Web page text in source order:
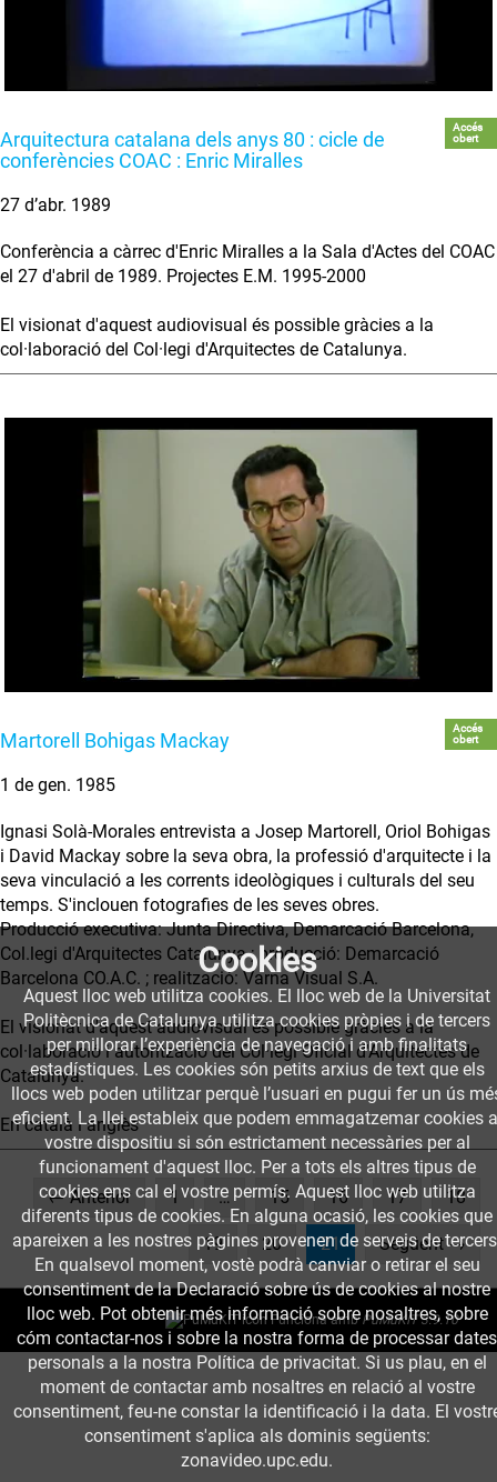
Arquitectura catalana dels anys 80 : cicle de
conferències COAC : Enric Miralles
Accés
obert
27 d’abr. 1989
Conferència a càrrec d'Enric Miralles a la Sala d'Actes del COAC
el 27 d'abril de 1989. Projectes E.M. 1995-2000
El visionat d'aquest audiovisual és possible gràcies a la
col·laboració del Col·legi d'Arquitectes de Catalunya.
Martorell Bohigas Mackay
Accés
obert
1 de gen. 1985
Ignasi Solà-Morales entrevista a Josep Martorell, Oriol Bohigas
i David Mackay sobre la seva obra, la professió d'arquitecte i la
seva vinculació a les corrents ideològiques i culturals del seu
temps. S'inclouen fotografies de les seves obres.
Producció executiva: Junta Directiva, Demarcació Barcelona,
Col.legi d'Arquitectes Catalunya ; producció: Demarcació
Barcelona CO.A.C. ; realització: Varna Visual S.A.
El visionat d'aquest audiovisual és possible gràcies a la
col·laboració i autorització del Col·legi Oficial d'Arquitectes de
Catalunya.
En català i anglès
← Anterior 1 … 15 16 17 18
19 20 21(current)Següent →
Cookies
Aquest lloc web utilitza cookies. El lloc web de la Universitat
Politècnica de Catalunya utilitza cookies pròpies i de tercers
per millorar l’experiència de navegació i amb finalitats
estadístiques. Les cookies són petits arxius de text que els
llocs web poden utilitzar perquè l’usuari en pugui fer un ús
eficient. La llei estableix que podem emmagatzemar cookies
vostre dispositiu si són estrictament necessàries per al
funcionament d'aquest lloc. Per a tots els altres tipus de
cookies ens cal el vostre permís. Aquest lloc web utilitza
diferents tipus de cookies. En alguna ocasió, les cookies que
apareixen a les nostres pàgines provenen de serveis de
En qualsevol moment, vostè podrà canviar o retirar el seu
consentiment de la Declaració sobre ús de cookies al nostre
lloc web. Pot obtenir més informació sobre nosaltres, sobre
cóm contactar-nos i sobre la nostra forma de processar dates
personals a la nostra Política de privacitat. Si us plau, en el
moment de contactar amb nosaltres en relació al vostre
consentiment, feu-ne constar la identificació i la data. El
consentiment s'aplica als dominis següents:
zonavideo.upc.edu.
Funciona ambPuMuKIT 3.9.10